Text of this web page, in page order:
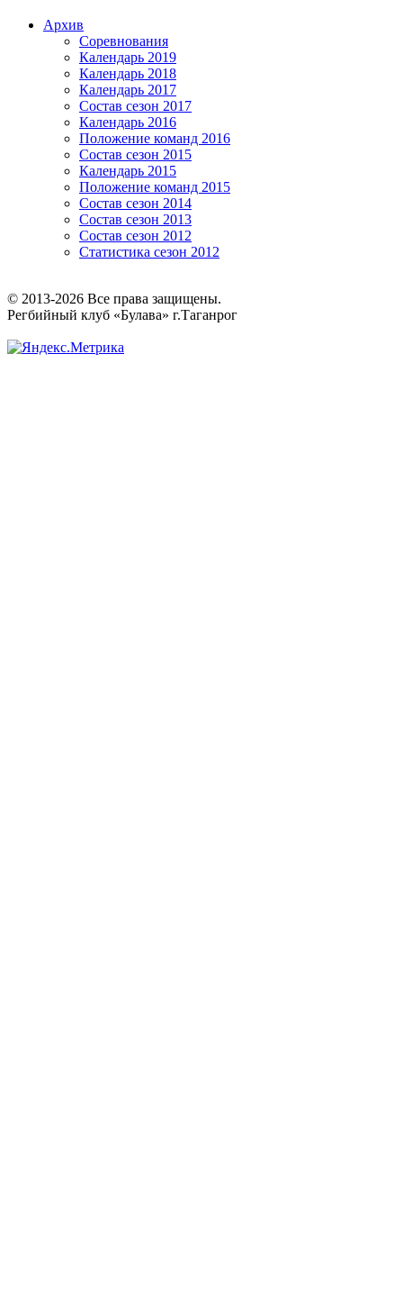
Архив
Соревнования
Календарь 2019
Календарь 2018
Календарь 2017
Состав сезон 2017
Календарь 2016
Положение команд 2016
Состав сезон 2015
Календарь 2015
Положение команд 2015
Состав сезон 2014
Состав сезон 2013
Состав сезон 2012
Статистика сезон 2012
© 2013-2026 Все права защищены.
Регбийный клуб «Булава» г.Таганрог